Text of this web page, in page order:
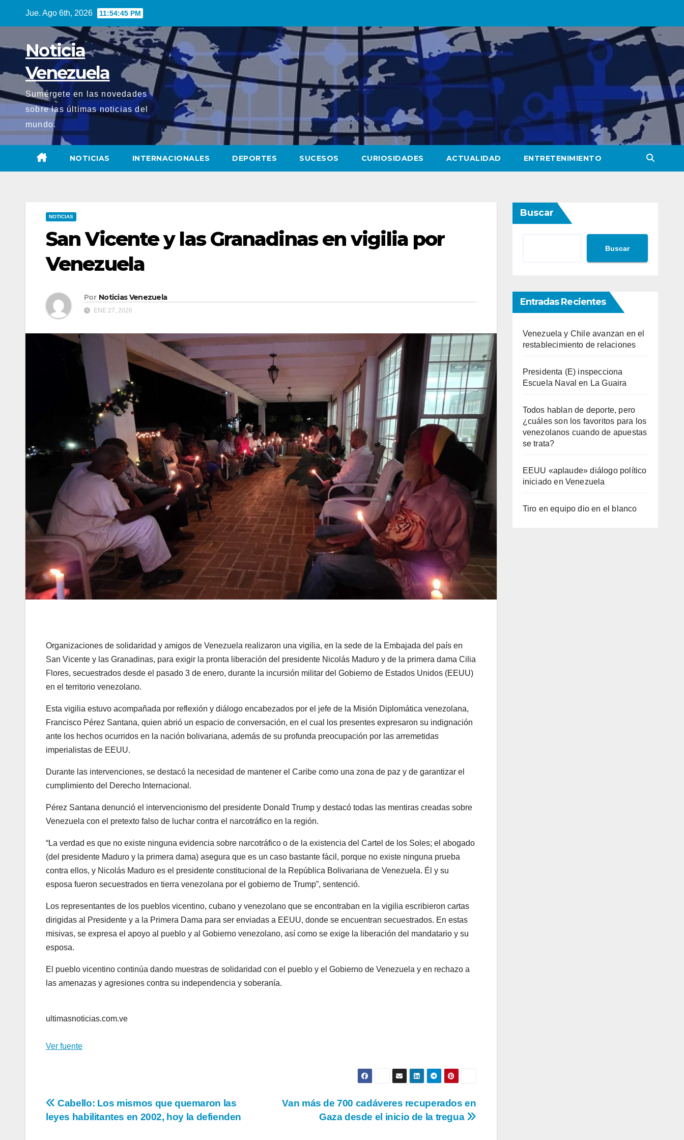
Jue. Ago 6th, 2026 11:54:46 PM
Noticia
Venezuela
Sumérgete en las novedades
sobre las últimas noticias del
mundo.
NOTICIAS INTERNACIONALES DEPORTES SUCESOS CURIOSIDADES ACTUALIDAD ENTRETENIMIENTO
NOTICIAS
San Vicente y las Granadinas en vigilia por
Venezuela
Por Noticias Venezuela
ENE 27, 2026
Organizaciones de solidaridad y amigos de Venezuela realizaron una vigilia, en la sede de la Embajada del país en
San Vicente y las Granadinas, para exigir la pronta liberación del presidente Nicolás Maduro y de la primera dama Cilia
Flores, secuestrados desde el pasado 3 de enero, durante la incursión militar del Gobierno de Estados Unidos (EEUU)
en el territorio venezolano.
Esta vigilia estuvo acompañada por reflexión y diálogo encabezados por el jefe de la Misión Diplomática venezolana,
Francisco Pérez Santana, quien abrió un espacio de conversación, en el cual los presentes expresaron su indignación
ante los hechos ocurridos en la nación bolivariana, además de su profunda preocupación por las arremetidas
imperialistas de EEUU.
Durante las intervenciones, se destacó la necesidad de mantener el Caribe como una zona de paz y de garantizar el
cumplimiento del Derecho Internacional.
Pérez Santana denunció el intervencionismo del presidente Donald Trump y destacó todas las mentiras creadas sobre
Venezuela con el pretexto falso de luchar contra el narcotráfico en la región.
“La verdad es que no existe ninguna evidencia sobre narcotráfico o de la existencia del Cartel de los Soles; el abogado
(del presidente Maduro y la primera dama) asegura que es un caso bastante fácil, porque no existe ninguna prueba
contra ellos, y Nicolás Maduro es el presidente constitucional de la República Bolivariana de Venezuela. Él y su
esposa fueron secuestrados en tierra venezolana por el gobierno de Trump”, sentenció.
Los representantes de los pueblos vicentino, cubano y venezolano que se encontraban en la vigilia escribieron cartas
dirigidas al Presidente y a la Primera Dama para ser enviadas a EEUU, donde se encuentran secuestrados. En estas
misivas, se expresa el apoyo al pueblo y al Gobierno venezolano, así como se exige la liberación del mandatario y su
esposa.
El pueblo vicentino continúa dando muestras de solidaridad con el pueblo y el Gobierno de Venezuela y en rechazo a
las amenazas y agresiones contra su independencia y soberanía.
ultimasnoticias.com.ve
Ver fuente
Navegación
de
Van más de 700 cadáveres recuperados en
Gaza desde el inicio de la tregua
Cabello: Los mismos que quemaron las
leyes habilitantes en 2002, hoy la defienden
Buscar
Buscar
Entradas Recientes
Venezuela y Chile avanzan en el
restablecimiento de relaciones
Presidenta (E) inspecciona
Escuela Naval en La Guaira
Todos hablan de deporte, pero
¿cuáles son los favoritos para los
venezolanos cuando de apuestas
se trata?
EEUU «aplaude» diálogo político
iniciado en Venezuela
Tiro en equipo dio en el blanco